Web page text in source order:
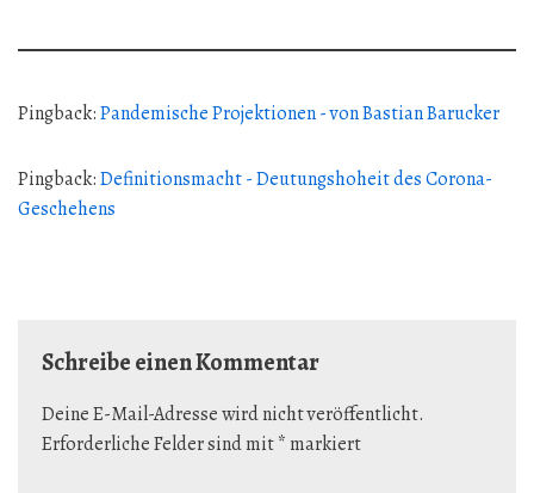
Pingback:Pandemische Projektionen - von Bastian Barucker
Pingback:Definitionsmacht - Deutungshoheit des Corona-
Geschehens
Schreibe einen Kommentar
Deine E-Mail-Adresse wird nicht veröffentlicht.
Erforderliche Felder sind mit* markiert